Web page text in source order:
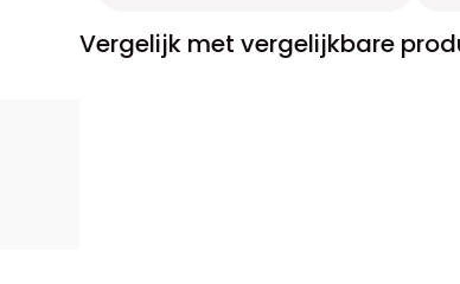
Vergelijk met vergelijkbare